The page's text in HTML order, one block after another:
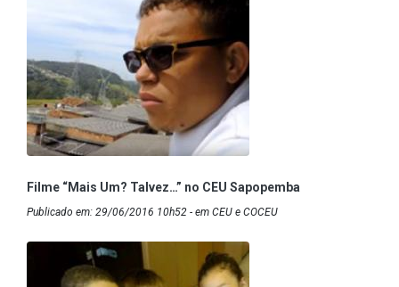
Filme “Mais Um? Talvez…” no CEU Sapopemba
Publicado em: 29/06/2016 10h52 - em CEU e COCEU